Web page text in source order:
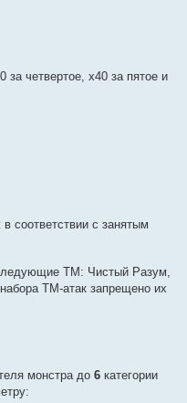
за четвертое, х40 за пятое и
в соответствии с занятым
ТМ: Чистый Разум,
ТМ-атак запрещено их
монстра до 6 категории